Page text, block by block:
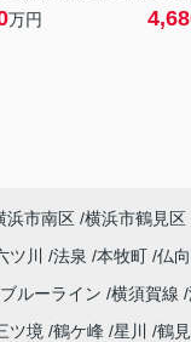
万円
浜市南区 横浜市鶴見区
ツ川 法泉 本牧町 仏
ブルーライン 横須賀線
ツ境 鶴ケ峰 星川 鶴見